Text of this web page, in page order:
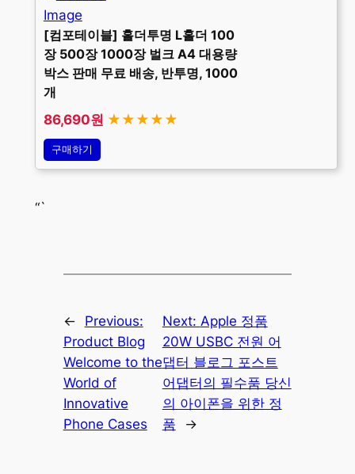
[컴포테이블] 홀더투명 L홀더 100
장 500장 1000장 벌크 A4 대용량
박스 판매 무료 배송, 반투명, 1000
개
86,690원 ★★★★★
구매하기
“`
←
Previous:
Product Blog
Welcome to the
World of
Innovative
Phone Cases
Next: Apple 정품
20W USBC 전원 어
댑터 블로그 포스트
어댑터의 필수품 당신
의 아이폰을 위한 정
품
→